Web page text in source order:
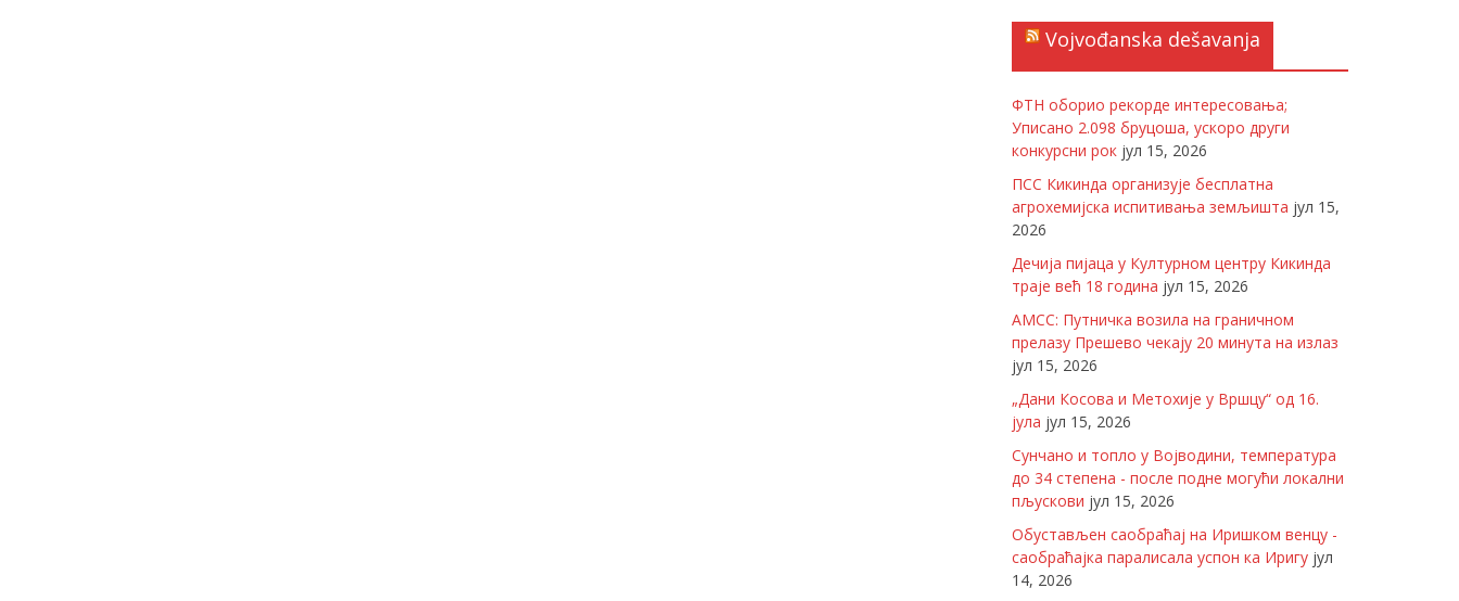
Vojvođanska dešavanja
ФТН оборио рекорде интересовања;
Уписано 2.098 бруцоша, ускоро други
конкурсни рок јул 15, 2026
ПСС Кикинда организује бесплатна
агрохемијска испитивања земљишта јул 15,
2026
Дечија пијаца у Културном центру Кикинда
траје већ 18 година јул 15, 2026
АМСС: Путничка возила на граничном
прелазу Прешево чекају 20 минута на излаз
јул 15, 2026
„Дани Косова и Метохије у Вршцу“ од 16.
јула јул 15, 2026
Сунчано и топло у Војводини, температура
до 34 степена - после подне могући локални
пљускови јул 15, 2026
Обустављен саобраћај на Иришком венцу -
саобраћајка паралисала успон ка Иригу јул
14, 2026